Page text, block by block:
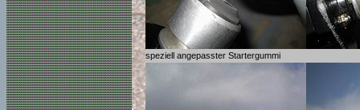
speziell angepasster Startergummi